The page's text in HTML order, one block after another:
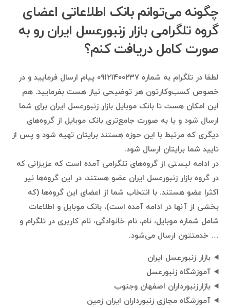
چگونه می‌توانم بانک اطلاعاتی اعضای
گروه تلگرامی بازار زنبورعسل ایران رو به
صورت کامل دریافت کنم؟
لطفا در تلگرام به شماره ۰۹۱۲۱۴۰۰۲۳۷ پیام ارسال فرمایید و در
خصوص کسب‌وکارتون هر توضیحی نیاز هست بفرمایید. هم
این امکان هست تا بانک موبایل بازار زنبورعسل ایران برای شما
ارسال شود و یا به صورت جامع‌تری بانک موبایل از گروه‌های
دیگری که مرتبط با این حوزه هستند برایتان تهیه شود و پس از
تایید شما برایتان ارسال شود.
در ادامه لیستی از گروه‌های تلگرامی آمده است که عزیزانی که
در گروه بازار زنبورعسل ایران عضو هستند، در این گروه‌ها نیر
اکثرا عضو هستند. با انتخاب شما از اعضای این گروه‌ها (که
بخشی از آنها در ادامه آمده است)، بانک موبایل و اطلاعات
شامل شماره موبایل، نام، نام خانوادگی، نام کاربری در تلگرام و
… خدمتتون ارسال می‌شود.
بازار زنبورعسل ایران
آموزشگاه زنبورعسل
بازارزنبورداران اصفهان وجنوب
آموزشگاه مجازی زنبورداران ایران زمین